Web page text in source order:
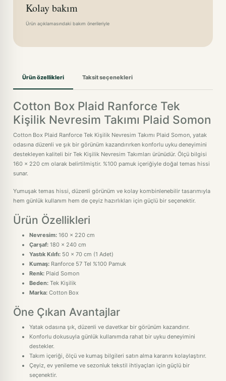
Kolay bakım
Ürün açıklamasındaki bakım önerileriyle
Ürün özellikleri Taksit seçenekleri
Cotton Box Plaid Ranforce Tek
Kişilik Nevresim Takımı Plaid Somon
Cotton Box Plaid Ranforce Tek Kişilik Nevresim Takımı Plaid Somon, yatak
odasına düzenli ve şık bir görünüm kazandırırken konforlu uyku deneyimini
destekleyen kaliteli bir Tek Kişilik Nevresim Takımları ürünüdür. Ölçü bilgisi
160 x 220 cm olarak belirtilmiştir. %100 pamuk içeriğiyle doğal temas hissi
sunar.
Yumuşak temas hissi, düzenli görünüm ve kolay kombinlenebilir tasarımıyla
hem günlük kullanım hem de çeyiz hazırlıkları için güçlü bir seçenektir.
Ürün Özellikleri
Nevresim: 160 x 220 cm
Çarşaf: 180 x 240 cm
Yastık Kılıfı: 50 x 70 cm (1 Adet)
Kumaş: Ranforce 57 Tel %100 Pamuk
Renk: Plaid Somon
Beden: Tek Kişilik
Marka: Cotton Box
Öne Çıkan Avantajlar
Yatak odasına şık, düzenli ve davetkar bir görünüm kazandırır.
Konforlu dokusuyla günlük kullanımda rahat bir uyku deneyimini
destekler.
Takım içeriği, ölçü ve kumaş bilgileri satın alma kararını kolaylaştırır.
Çeyiz, ev yenileme ve sezonluk tekstil ihtiyaçları için güçlü bir
seçenektir.